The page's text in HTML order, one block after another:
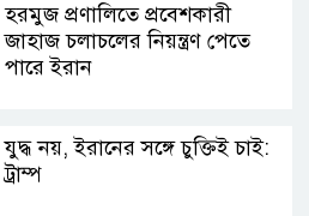
হরমুজ প্রণালিতে প্রবেশকারী
জাহাজ চলাচলের নিয়ন্ত্রণ পেতে
পারে ইরান
যুদ্ধ নয়, ইরানের সঙ্গে চুক্তিই চাই:
ট্রাম্প